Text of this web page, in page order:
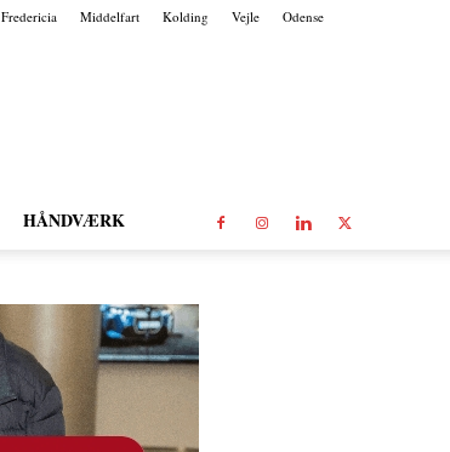
Fredericia Middelfart Kolding Vejle Odense
HÅNDVÆRK